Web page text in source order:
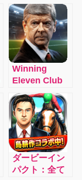
Winning
Eleven Club
Manager：ウ
イイレシリー
ズの最新作
が、クラブマ
ネジメントゲ
ームとしてモ
バイルに登
場！
ダービーイン
パクト：全て